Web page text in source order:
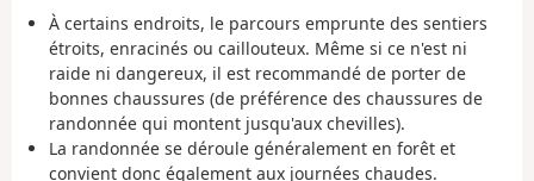
À certains endroits, le parcours emprunte des sentiers
étroits, enracinés ou caillouteux. Même si ce n'est ni
raide ni dangereux, il est recommandé de porter de
bonnes chaussures (de préférence des chaussures de
randonnée qui montent jusqu'aux chevilles).
La randonnée se déroule généralement en forêt et
convient donc également aux journées chaudes.